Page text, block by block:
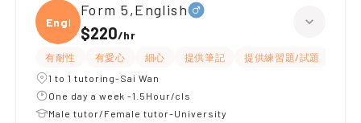
Engli
Form 5,English
$220/hr
有耐性 有愛心 細心 提供筆記 提供練習題/試題
1 to 1 tutoring-Sai Wan
One day a week -1.5Hour/cls
Male tutor/Female tutor-University